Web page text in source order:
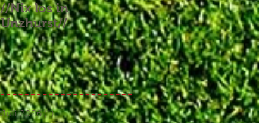
//Nix los in
Unzhurst//
//Aufgebrauchtes
Glück und ein
Endspiel, das keines
war//
Juli 2026 (1)1 Beitrag